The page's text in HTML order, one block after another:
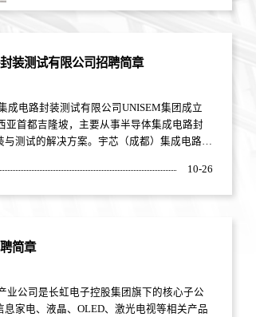
200 亿元。作为全球半导体显示产业龙头
公司...
装测试有限公司招聘简章
封装测试有限公司UNISEM集团成立
亚首都吉隆坡，主要从事半导体集成电路封
测试的解决方案。宇芯（成都）集成电路封
保税区，占地面积273亩；公司拥有全新的设
10-26
简章
业公司是长虹电子控股集团旗下的核心子公
息家电、液晶、OLED、激光电视等相关产品